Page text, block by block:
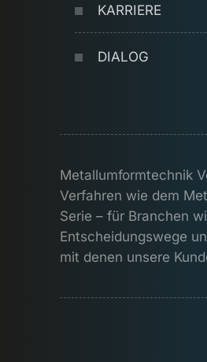
KARRIERE
DIALOG
Metallumformtechnik
Verfahren wie dem
Serie – für Branchen
Entscheidungswege
mit denen unsere